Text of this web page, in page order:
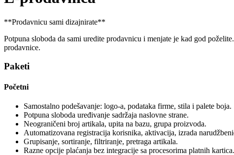
**Prodavnicu sami dizajnirate**
Potpuna sloboda da sami uredite prodavnicu i menjate je kad god
prodavnice.
Paketi
Početni
Samostalno podešavanje: logo-a, podataka firme, stila i palete boja.
Potpuna sloboda uređivanje sadržaja naslovne strane.
Neograničeni broj artikala, upita na bazu, grupa proizvoda.
Automatizovana registracija korisnika, aktivacija, izrada
Grupisanje, sortiranje, filtriranje, pretraga artikala.
Razne opcije plaćanja bez integracije sa procesorima platnih kartica.